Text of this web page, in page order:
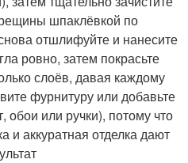
шпаклёвкой по
отшлифуйте и нанесите
ровно, затем покрасьте
слоёв, давая каждому
фурнитуру или добавьте
или ручки), потому что
и аккуратная отделка дают